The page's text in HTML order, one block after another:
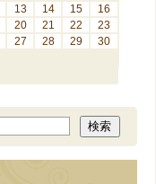
13 14 15
16
20 21 22
23
27 28 29
30